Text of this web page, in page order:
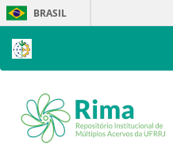
Skip
navigation
BRASIL